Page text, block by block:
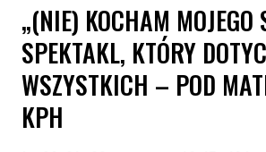
„(NIE) KOCHAM MOJEGO
SPEKTAKL, KTÓRY
WSZYSTKICH – POD
KPH